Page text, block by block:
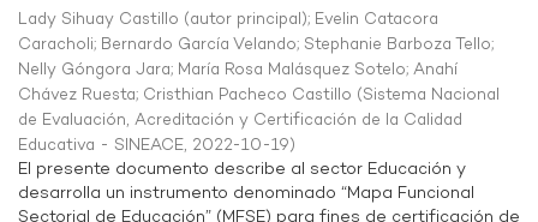
Lady Sihuay Castillo (autor principal); Evelin Catacora
Caracholi; Bernardo García Velando; Stephanie Barboza Tello;
Nelly Góngora Jara; María Rosa Malásquez Sotelo; Anahí
Chávez Ruesta; Cristhian Pacheco Castillo (Sistema Nacional
de Evaluación, Acreditación y Certificación de la Calidad
Educativa - SINEACE, 2022-10-19)
El presente documento describe al sector Educación y
desarrolla un instrumento denominado “Mapa Funcional